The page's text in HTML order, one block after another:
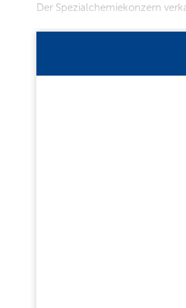
Der Spezialchemiekonzern